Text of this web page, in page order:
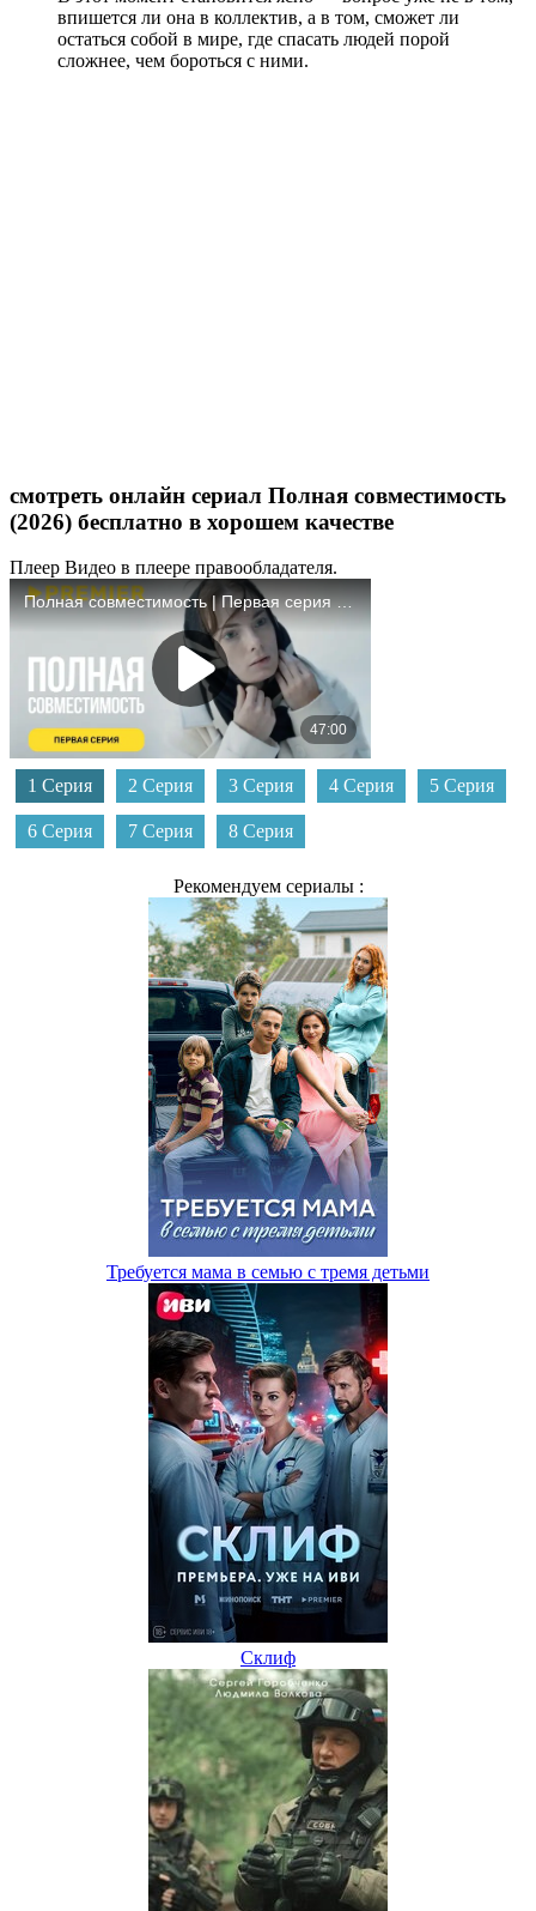
впишется ли она в коллектив, а в том, сможет ли
остаться собой в мире, где спасать людей порой
сложнее, чем бороться с ними.
смотреть онлайн сериал Полная совместимость
(2026) бесплатно в хорошем качестве
Плеер Видео в плеере правообладателя.
1 Серия 2 Серия 3 Серия 4 Серия 5 Серия
6 Серия 7 Серия 8 Серия
Рекомендуем сериалы :
Требуется мама в семью с тремя детьми
Склиф